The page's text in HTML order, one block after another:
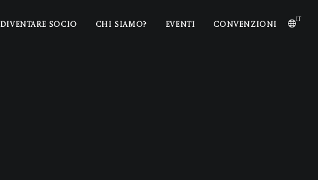
it
DIVENTARE SOCIO CHI SIAMO? EVENTI CONVENZIONI